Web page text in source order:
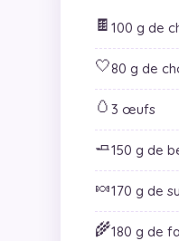
🍫 100 g de
🤍80 g de
🥚 3 œufs
🧈150 g de
🍬170 g de
🌾180 g de